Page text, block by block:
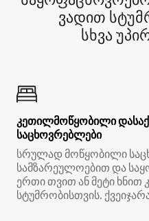
ვადით
სხვა
კეთილმოწყობილი
საცხოვრებლები
სრულად მოწყობილი
სამზარეულოებით და
ერთი თვით ან მეტი
სტუმრობისთვის.